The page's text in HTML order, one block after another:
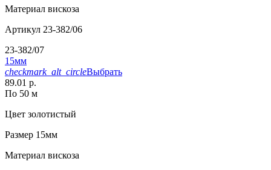
Материал вискоза
Артикул 23-382/06
23-382/07
15мм
checkmark_alt_circleВыбрать
89.01 р.
По 50 м
Цвет золотистый
Размер 15мм
Материал вискоза